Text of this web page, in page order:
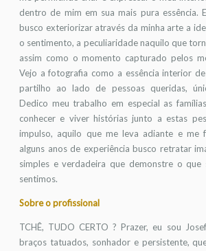
dentro de mim em sua mais pura essência.
busco exteriorizar através da minha arte a
o sentimento, a peculiaridade naquilo que
assim como o momento capturado pelos
Vejo a fotografia como a essência interior
partilho ao lado de pessoas queridas,
Dedico meu trabalho em especial as
conhecer e viver histórias junto a estas
impulso, aquilo que me leva adiante e me
alguns anos de experiência busco retratar
simples e verdadeira que demonstre o que
sentimos.
Sobre o profissional
TCHÊ, TUDO CERTO ? Prazer, eu sou
braços tatuados, sonhador e persistente,